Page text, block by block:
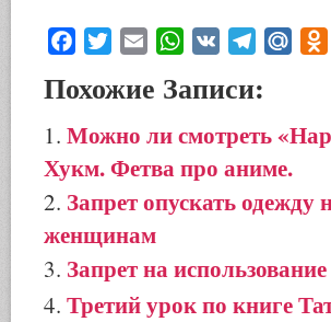
Facebook
Twitter Email WhatsApp
VK Telegram
Похожие Записи:
Можно ли смотреть
Хукм. Фетва про аниме.
Запрет опускать
женщинам
Запрет на
Третий урок по книге